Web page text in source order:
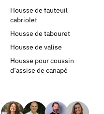
Housse de fauteuil
cabriolet
Housse de tabouret
Housse de valise
Housse pour coussin
d’assise de canapé